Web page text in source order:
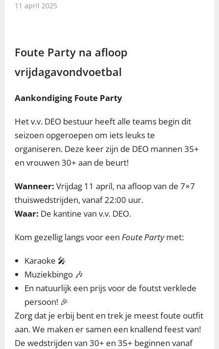
11 april 2025
Foute Party na afloop
vrijdagavondvoetbal
Aankondiging Foute Party
Het v.v. DEO bestuur heeft alle teams begin dit
seizoen opgeroepen om iets leuks te
organiseren. Deze keer zijn de DEO mannen 35+
en vrouwen 30+ aan de beurt!
Wanneer: Vrijdag 11 april, na afloop van de 7×7
thuiswedstrijden, vanaf 22:00 uur.
Waar: De kantine van v.v. DEO.
Kom gezellig langs voor een Foute Partymet:
Karaoke 🎤
Muziekbingo 🎶
En natuurlijk een prijs voor de foutst verklede
persoon! 🎉
Zorg dat je erbij bent en trek je meest foute outfit
aan. We maken er samen een knallend feest van!
De wedstrijden van 30+ en 35+ beginnen vanaf